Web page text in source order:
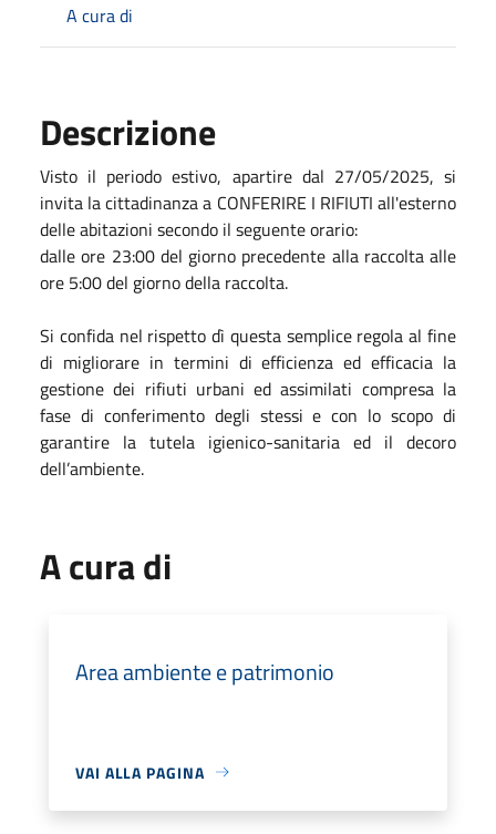
A cura di
Descrizione
Visto il periodo estivo, apartire dal 27/05/2025, si
invita la cittadinanza a CONFERIRE I RIFIUTI all'esterno
delle abitazioni secondo il seguente orario:
dalle ore 23:00 del giorno precedente alla raccolta alle
ore 5:00 del giorno della raccolta.
Si confida nel rispetto dì questa semplice regola al fine
di migliorare in termini di efficienza ed efficacia la
gestione dei rifiuti urbani ed assimilati compresa la
fase di conferimento degli stessi e con lo scopo di
garantire la tutela igienico-sanitaria ed il decoro
dell’ambiente.
A cura di
Area ambiente e patrimonio
VAI ALLA PAGINA